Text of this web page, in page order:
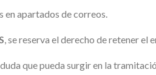
en apartados de correos.
, se reserva el derecho de retener el
que pueda surgir en la